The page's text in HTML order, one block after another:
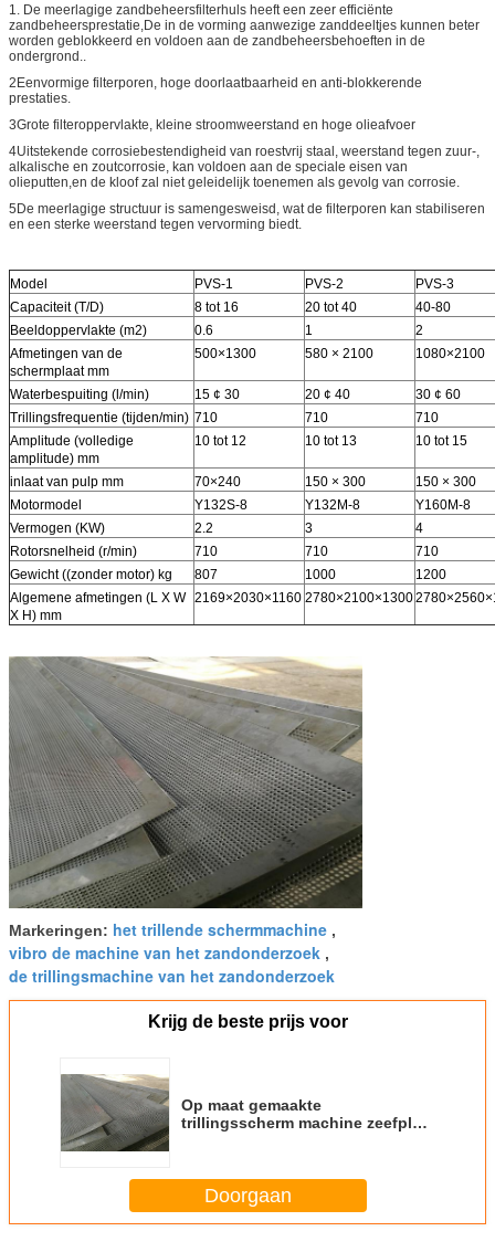
1. De meerlagige zandbeheersfilterhuls heeft een zeer efficiënte
zandbeheersprestatie,De in de vorming aanwezige zanddeeltjes kunnen beter
worden geblokkeerd en voldoen aan de zandbeheersbehoeften in de
ondergrond..
2Eenvormige filterporen, hoge doorlaatbaarheid en anti-blokkerende
prestaties.
3Grote filteroppervlakte, kleine stroomweerstand en hoge olieafvoer
4Uitstekende corrosiebestendigheid van roestvrij staal, weerstand tegen zuur-,
alkalische en zoutcorrosie, kan voldoen aan de speciale eisen van
olieputten,en de kloof zal niet geleidelijk toenemen als gevolg van corrosie.
5De meerlagige structuur is samengesweisd, wat de filterporen kan stabiliseren
en een sterke weerstand tegen vervorming biedt.
Model PVS-1 PVS-2
PVS-3
Capaciteit (T/D)
8 tot 16 20 tot 40
40-80
Beeldoppervlakte (m2)
0.6 1
2
Afmetingen van de
schermplaat mm
500×1300 580 × 2100 1080×2100
Waterbespuiting (l/min) 15 ¢ 30 20 ¢ 40
30 ¢ 60
Trillingsfrequentie (tijden/min) 710 710
710
Amplitude (volledige
amplitude) mm
10 tot 12 10 tot 13 10 tot 15
inlaat van pulp mm 70×240 150 × 300
150 × 300
Motormodel
Y132S-8 Y132M-8
Y160M-8
Vermogen (KW)
2.2 3
4
Rotorsnelheid (r/min)
710 710
710
Gewicht ((zonder motor) kg
807 1000
1200
Algemene afmetingen (L X W
X H) mm
2169×2030×1160 2780×2100×1300
Markeringen: het trillende schermmachine ,
vibro de machine van het zandonderzoek ,
de trillingsmachine van het zandonderzoek
Krijg de beste prijs voor
Op maat gemaakte
trillingsscherm machine zeefplaat
Doorgaan